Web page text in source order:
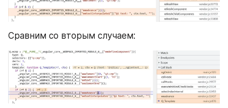
Сравним со вторым случаем: